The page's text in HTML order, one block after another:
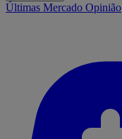
Últimas Mercado Opinião